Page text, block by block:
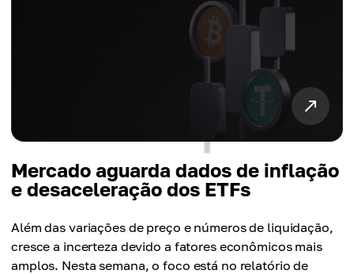
Mercado aguarda dados de inflação
e desaceleração dos ETFs
Além das variações de preço e números de liquidação,
cresce a incerteza devido a fatores econômicos mais
amplos. Nesta semana, o foco está no relatório de